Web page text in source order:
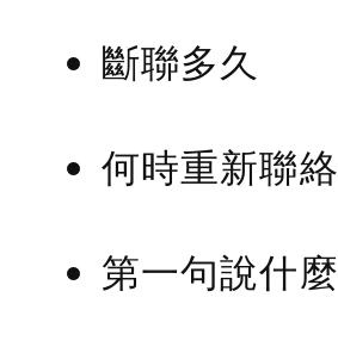
斷聯多久
何時重新聯絡
第一句說什麼